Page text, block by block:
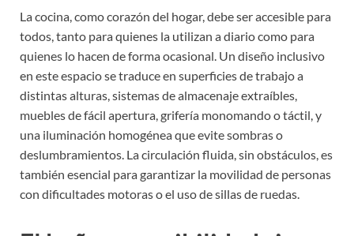
La cocina, como corazón del hogar, debe ser accesible para
todos, tanto para quienes la utilizan a diario como para
quienes lo hacen de forma ocasional. Un diseño inclusivo
en este espacio se traduce en superficies de trabajo a
distintas alturas, sistemas de almacenaje extraíbles,
muebles de fácil apertura, grifería monomando o táctil, y
una iluminación homogénea que evite sombras o
deslumbramientos. La circulación fluida, sin obstáculos, es
también esencial para garantizar la movilidad de personas
con dificultades motoras o el uso de sillas de ruedas.